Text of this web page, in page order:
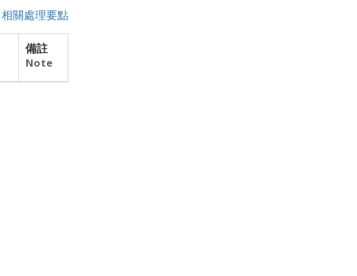
相關處理要點
備註
Note